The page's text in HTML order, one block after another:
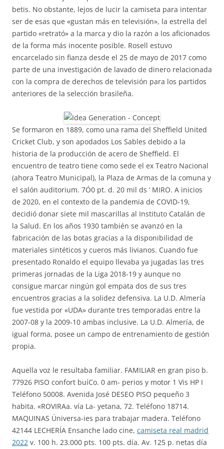
betis. No obstante, lejos de lucir la camiseta para intentar
ser de esas que «gustan más en televisión», la estrella del
partido «retrató» a la marca y dio la razón a los aficionados
de la forma más inocente posible. Rosell estuvo
encarcelado sin fianza desde el 25 de mayo de 2017 como
parte de una investigación de lavado de dinero relacionada
con la compra de derechos de televisión para los partidos
anteriores de la selección brasileña.
Se formaron en 1889, como una rama del Sheffield United
Cricket Club, y son apodados Los Sables debido a la
historia de la producción de acero de Sheffield. El
encuentro de teatro tiene como sede el ex Teatro Nacional
(ahora Teatro Municipal), la Plaza de Armas de la comuna y
el salón auditorium. 7Ó0 pt. d. 20 mil ds ‘ MIRO. A inicios
de 2020, en el contexto de la pandemia de COVID-19,
decidió donar siete mil mascarillas al Instituto Catalán de
la Salud. En los años 1930 también se avanzó en la
fabricación de las botas gracias a la disponibilidad de
materiales sintéticos y cueros más livianos. Cuando fue
presentado Ronaldo el equipo llevaba ya jugadas las tres
primeras jornadas de la Liga 2018-19 y aunque no
consigue marcar ningún gol empata dos de sus tres
encuentros gracias a la solidez defensiva. La U.D. Almería
fue vestida por «UDA» durante tres temporadas entre la
2007-08 y la 2009-10 ambas inclusive. La U.D. Almería, de
igual forma, posee un campo de entrenamiento de gestión
propia.
Aquella voz le resultaba familiar. FAMILIAR en gran piso b.
77926 PISO confort buíCo. 0 am- perios y motor 1 Vis HP I
Teléfono 50008. Avenida José DESEO PISO pequeño 3
habita. «ROVIRAa. vía La- yetana, 72. Teléfono 18714.
MAQUINAS Üniversa-ies para trabajar madera. Teléfono
42144 LECHERÍA Ensanche lado cine, camiseta real madrid
2022 v. 100 h. 23.000 pts. 100 pts. día. Av. 125 p. netas día